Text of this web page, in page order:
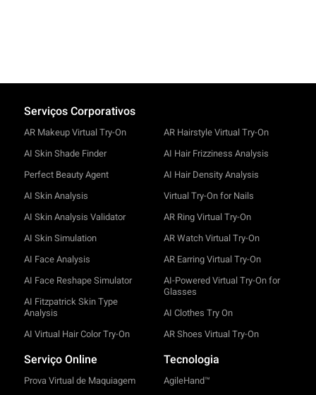
Serviços Corporativos
AR Makeup Virtual Try-On
AI Skin Shade Finder
Perfect Beauty Agent
AI Skin Analysis
AI Skin Analysis Validator
AI Skin Simulation
AI Face Analysis
AI Face Reshape Simulator
AI Fitzpatrick Skin Type
Analysis
AI Virtual Hair Color Try-On
AR Hairstyle Virtual Try-On
AI Hair Frizziness Analysis
AI Hair Density Analysis
Virtual Try-On for Nails
AR Ring Virtual Try-On
AR Watch Virtual Try-On
AR Earring Virtual Try-On
AI-Powered Virtual Try-On for
Glasses
AI Clothes Try On
AR Shoes Virtual Try-On
Serviço Online
Prova Virtual de Maquiagem
Tecnologia
AgileHand™